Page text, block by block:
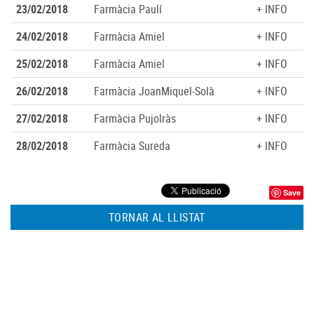
23/02/2018 Farmàcia Paulí
+ INFO
24/02/2018
Farmàcia Amiel
+ INFO
25/02/2018
Farmàcia Amiel
+ INFO
26/02/2018
Farmàcia JoanMiquel-Solà
+ INFO
27/02/2018
Farmàcia Pujolràs
+ INFO
28/02/2018
Farmàcia Sureda + INFO
Save
TORNAR AL LLISTAT